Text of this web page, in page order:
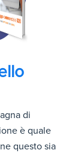
di
è quale
questo sia